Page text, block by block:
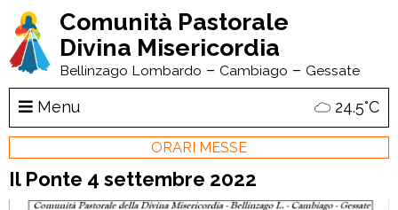
Comunità Pastorale
Divina Misericordia
Bellinzago Lombardo – Cambiago – Gessate
Menu 24.5°C
ORARI MESSE
Il Ponte 4 settembre 2022